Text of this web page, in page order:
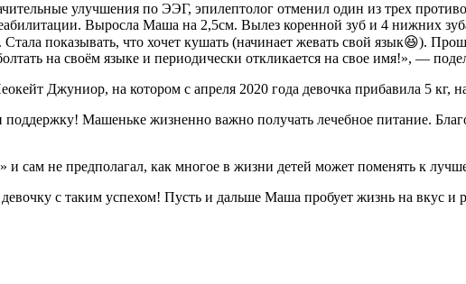
улучшения по ЭЭГ, эпилептолог отменил один из трех
Выросла Маша на 2,5см. Вылез коренной зуб и 4 нижних
Стала показывать, что хочет кушать (начинает жевать свой язык😆).
на своём языке и периодически откликается на свое имя!», —
Джуниор, на котором с апреля 2020 года девочка прибавила 5 кг,
поддержку! Машеньке жизненно важно получать лечебное питание.
сам не предполагал, как многое в жизни детей может поменять к
с таким успехом! Пусть и дальше Маша пробует жизнь на вкус и